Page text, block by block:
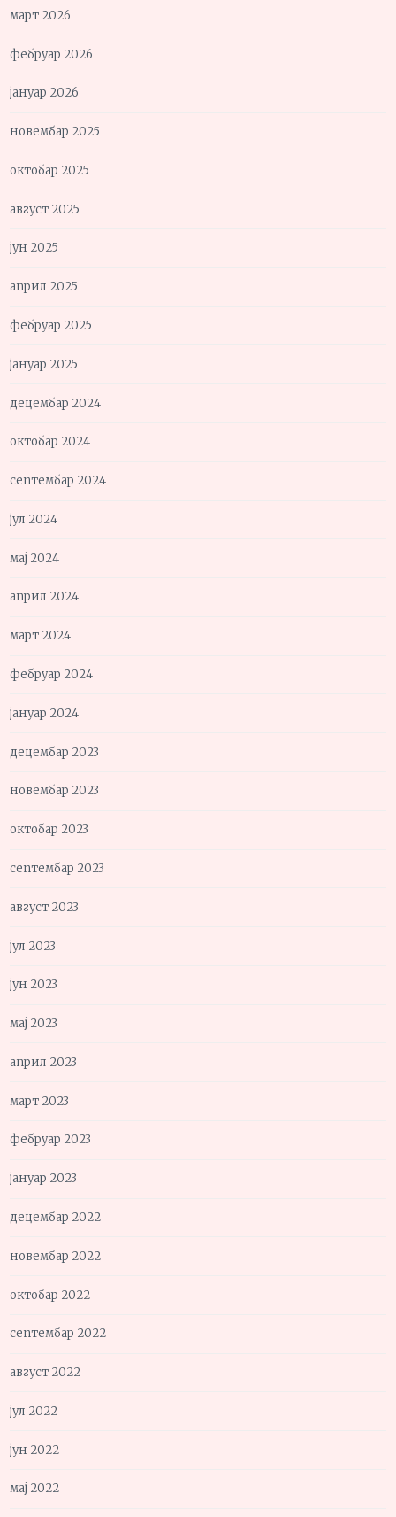
март 2026
фебруар 2026
јануар 2026
новембар 2025
октобар 2025
август 2025
јун 2025
април 2025
фебруар 2025
јануар 2025
децембар 2024
октобар 2024
септембар 2024
јул 2024
мај 2024
април 2024
март 2024
фебруар 2024
јануар 2024
децембар 2023
новембар 2023
октобар 2023
септембар 2023
август 2023
јул 2023
јун 2023
мај 2023
април 2023
март 2023
фебруар 2023
јануар 2023
децембар 2022
новембар 2022
октобар 2022
септембар 2022
август 2022
јул 2022
јун 2022
мај 2022